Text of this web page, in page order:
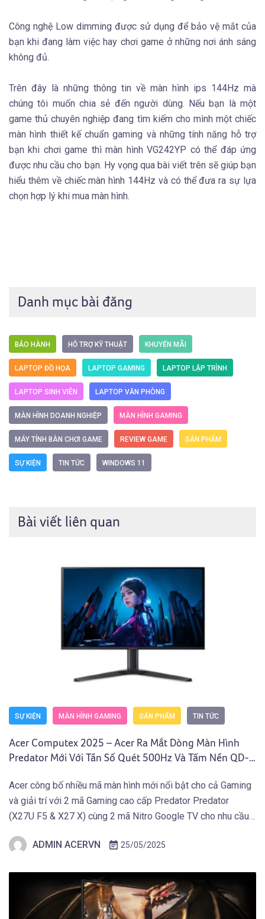
Công nghệ Low dimming được sử dụng để bảo vệ mắt của
bạn khi đang làm việc hay chơi game ở những nơi ánh sáng
không đủ.
Trên đây là những thông tin về màn hình ips 144Hz mà
chúng tôi muốn chia sẻ đến người dùng. Nếu bạn là một
game thủ chuyên nghiệp đang tìm kiếm cho mình một chiếc
màn hình thiết kế chuẩn gaming và những tính năng hỗ trợ
bạn khi chơi game thì màn hình VG242YP có thể đáp ứng
được nhu cầu cho bạn. Hy vọng qua bài viết trên sẽ giúp bạn
hiểu thêm về chiếc màn hình 144Hz và có thể đưa ra sự lựa
chọn hợp lý khi mua màn hình.
Danh mục bài đăng
BẢO HÀNH HỖ TRỢ KỸ THUẬT KHUYẾN MÃI
LAPTOP ĐỒ HỌA LAPTOP GAMING LAPTOP LẬP TRÌNH
LAPTOP SINH VIÊN LAPTOP VĂN PHÒNG
MÀN HÌNH DOANH NGHIỆP MÀN HÌNH GAMING
MÁY TÍNH BÀN CHƠI GAME REVIEW GAME SẢN PHẨM
SỰ KIỆN TIN TỨC WINDOWS 11
Bài viết liên quan
SỰ KIỆN MÀN HÌNH GAMING SẢN PHẨM TIN TỨC
Acer Computex 2025 – Acer Ra Mắt Dòng Màn Hình
Predator Mới Với Tần Số Quét 500Hz Và Tấm Nền QD-
Acer công bố nhiều mã màn hình mới nổi bật cho cả Gaming
và giải trí với 2 mã Gaming cao cấp Predator Predator
(X27U F5 & X27 X) cùng 2 mã Nitro Google TV cho nhu cầu
ADMIN ACERVN
25/05/2025